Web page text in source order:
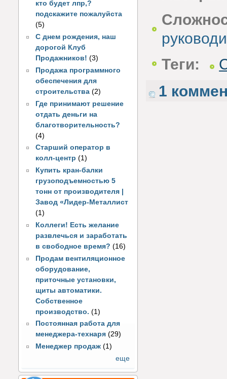
кто будет лпр,?
подскажите пожалуйста
(5)
С днем рождения, наш
дорогой Клуб
Продажников! (3)
Продажа программного
обеспечения для
строительства (2)
Где принимают решение
отдать деньги на
благотворительность?
(4)
Старший оператор в
колл-центр (1)
Купить кран-балки
грузоподъемностью 5
тонн от производителя |
Завод «Лидер-Металлист
(1)
Коллеги! Есть желание
развлечься и заработать
в свободное время? (16)
Продам вентиляционное
оборудование,
приточные установки,
щиты автоматики.
Собственное
производство. (1)
Постоянная работа для
менеджера-технаря (29)
Менеджер продаж (1)
еще
Теги:
1